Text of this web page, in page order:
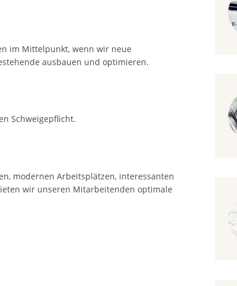
im Mittelpunkt, wenn wir neue
ausbauen und optimieren.
Schweigepflicht.
modernen Arbeitsplätzen, interessanten
wir unseren Mitarbeitenden optimale